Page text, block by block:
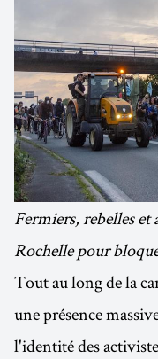
Fermiers, rebelles et
Rochelle pour
Tout au long de la
une présence
l'identité des